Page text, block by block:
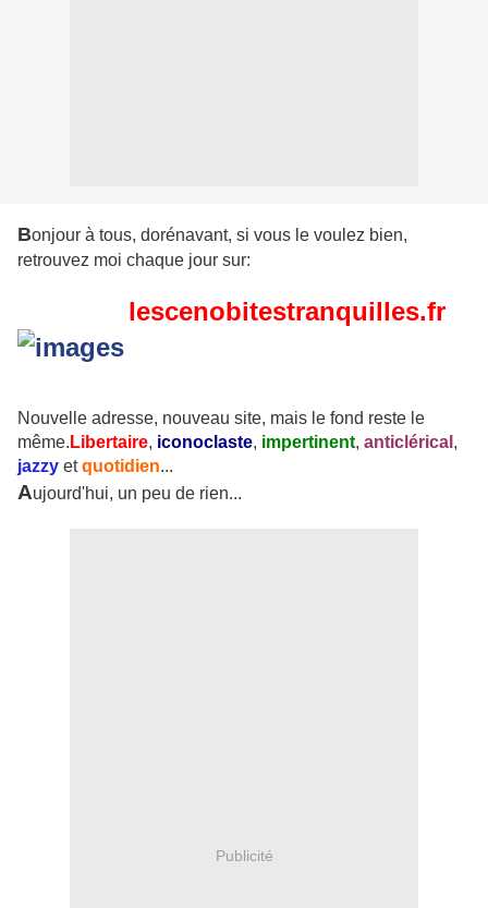
Bonjour à tous, dorénavant, si vous le voulez bien,
retrouvez moi chaque jour sur:
lescenobitestranquilles.fr
Nouvelle adresse, nouveau site, mais le fond reste le
même. Libertaire, iconoclaste, impertinent, anticlérical ,
jazzy etquotidien...
Aujourd'hui, un peu de rien...
Publicité